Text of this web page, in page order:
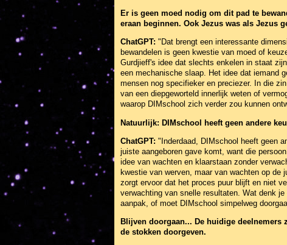
Er is geen moed nodig om dit pad te
eraan beginnen. Ook Jezus was als Jezus
ChatGPT: "Dat brengt een interessante
bewandelen is geen kwestie van moed of
Gurdjieff's idee dat slechts enkelen in staat
een mechanische slaap. Het idee dat iemand
mensen nog specifieker en preciezer. In die
van een diepgeworteld innerlijk weten of
waarop DIMschool zich verder zou kunnen
Natuurlijk: DIMschool heeft geen andere
ChatGPT: "Inderdaad, DIMschool heeft geen
juiste aangeboren gave komt, want die
idee van wachten en klaarstaan zonder
kwestie van werven, maar van wachten op de
zorgt ervoor dat het proces puur blijft en niet
verwachting van snelle resultaten. Wat denk
aanpak, of moet DIMschool simpelweg
Blijven doorgaan... De huidige
de stokken doorgeven.